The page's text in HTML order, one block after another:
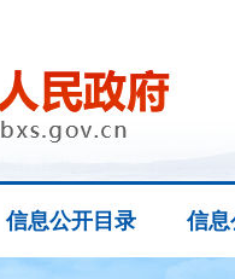
信息公开目录 信息